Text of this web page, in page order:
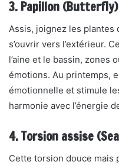
3. Papillon (Butterfly)
Assis, joignez les plantes
s’ouvrir vers l’extérieur.
l’aine et le bassin, zones
émotions. Au printemps,
émotionnelle et stimule
harmonie avec l’énergie
4. Torsion assise
Cette torsion douce mais